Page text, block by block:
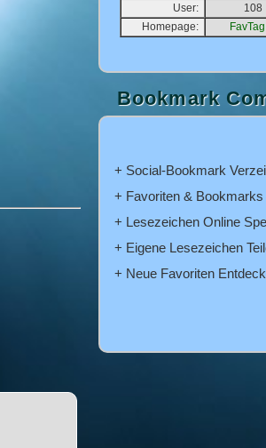
User:
108
Homepage:
Bookmark
+ Social-Bookmark
+ Favoriten & Bookmarks
+ Lesezeichen Online
+ Eigene Lesezeichen
+ Neue Favoriten